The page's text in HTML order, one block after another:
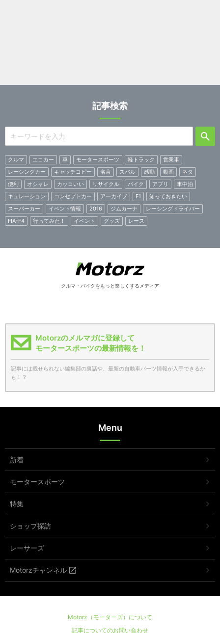
記事検索
クルマ エコカー 車 モータースポーツ 軽トラック
営業車
レーシングカー
キャッチコピー 名言 スバル 感動 動画
ネタ
便利
オシャレ カッコいい リサイクル バイク アプリ
車中泊
キュレーション
コンセプトカー アーカイブ F1
知っておきたい
スーパーカー
イベント情報 2016 ジムカーナ
レーシングドライバー
FIA-F4
行ってみた！ イベント グッズ レース
クルマ・バイクをもっと楽しくするメディア
Motorzのメルマガに登録して
モータースポーツの最新情報を！
記事には載せられない編集部の裏話や、最新の自動車パーツ情報が入手できるか
も！？
Menu
新着
モータースポーツ
特集
ショップ探訪
レーサーズ
Motorzチャンネル
Motorz（モーターズ）について
記事についてのお問い合わせ